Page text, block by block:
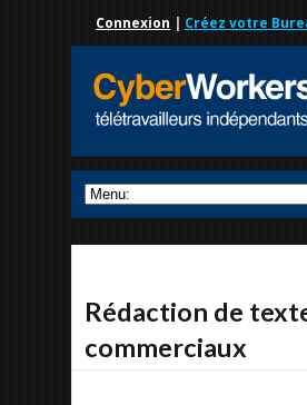
Connexion | Créez votre
Rédaction de
commerciaux